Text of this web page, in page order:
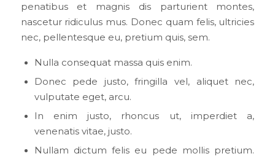
penatibus et magnis dis parturient montes,
nascetur ridiculus mus. Donec quam felis, ultricies
nec, pellentesque eu, pretium quis, sem.
Nulla consequat massa quis enim.
Donec pede justo, fringilla vel, aliquet nec,
vulputate eget, arcu.
In enim justo, rhoncus ut, imperdiet a,
venenatis vitae, justo.
Nullam dictum felis eu pede mollis pretium.